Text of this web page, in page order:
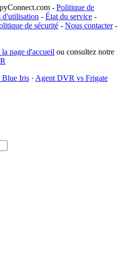
- Politique de
d'utilisation - État du service -
de sécurité - Nous contacter-
page d'accueil ou consultez notre
Iris · Agent DVR vs Frigate